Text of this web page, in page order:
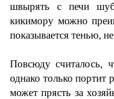
швырять с печи
кикимору можно
показывается тенью,
Повсюду считалось,
однако только
может прясть за